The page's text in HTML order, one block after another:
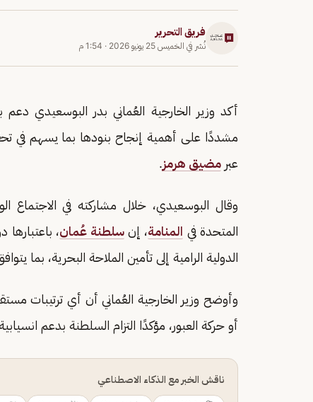
فريق التحرير
نُشر في الخميس 25 يونيو 2026 · 1:54 م
أكد وزير الخارجية العُماني بدر البوسعيدي دعم
مشددًا على أهمية إنجاح بنودها بما يسهم في
عبر مضيق هرمز.
وقال البوسعيدي، خلال مشاركته في الاجتماع
المتحدة في المنامة، إنسلطنة عُمان،
الدولية الرامية إلى تأمين الملاحة البحرية، بما
وأوضح وزير الخارجية العُماني أن أي
أو حركة العبور، مؤكدًا التزام السلطنة بدعم
ناقش الخبر مع الذكاء الاصطناعي